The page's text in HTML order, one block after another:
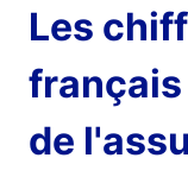
Les
français
de